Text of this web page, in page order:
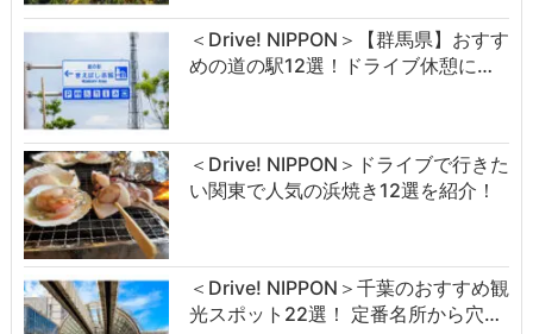
＜Drive! NIPPON＞【群馬県】おすす
めの道の駅12選！ドライブ休憩に…
＜Drive! NIPPON＞ドライブで行きた
い関東で人気の浜焼き12選を紹介！
＜Drive! NIPPON＞千葉のおすすめ観
光スポット22選！ 定番名所から穴…